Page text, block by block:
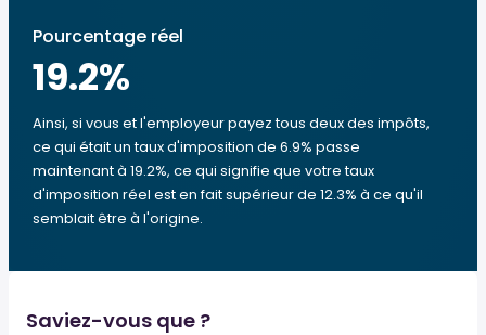
Pourcentage réel
19.2%
Ainsi, si vous et l'employeur payez tous deux des impôts,
ce qui était un taux d'imposition de 6.9% passe
maintenant à 19.2%, ce qui signifie que votre taux
d'imposition réel est en fait supérieur de 12.3% à ce qu'il
semblait être à l'origine.
Saviez-vous que ?